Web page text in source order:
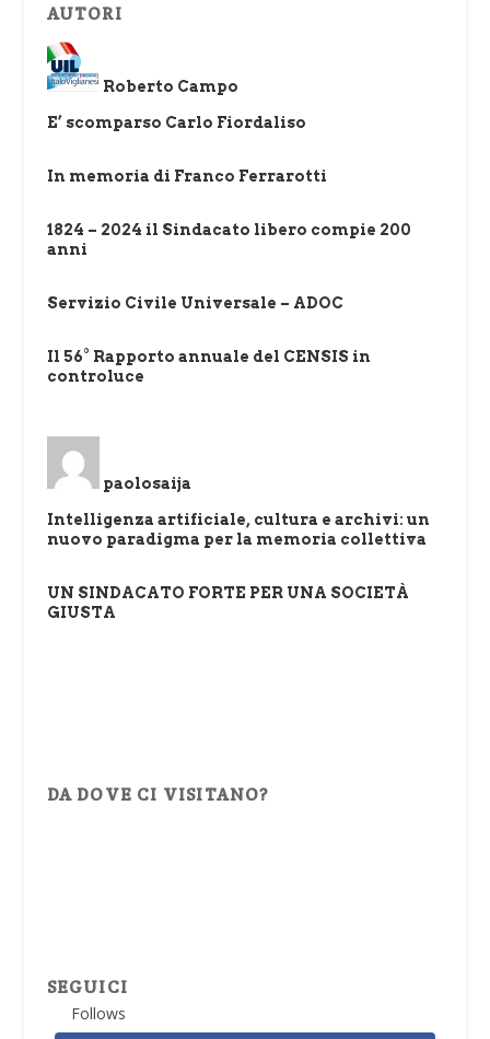
AUTORI
Roberto Campo
E’ scomparso Carlo Fiordaliso
In memoria di Franco Ferrarotti
1824 – 2024 il Sindacato libero compie 200
anni
Servizio Civile Universale – ADOC
Il 56° Rapporto annuale del CENSIS in
controluce
paolosaija
Intelligenza artificiale, cultura e archivi: un
nuovo paradigma per la memoria collettiva
UN SINDACATO FORTE PER UNA SOCIETÀ
GIUSTA
DA DOVE CI VISITANO?
SEGUICI
Follows